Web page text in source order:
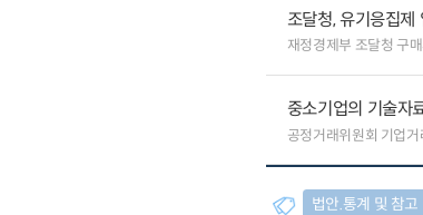
조달청, 유기응집제
재정경제부 조달청 구
중소기업의 기술자
공정거래위원회 기업
법안.통계 및 참고